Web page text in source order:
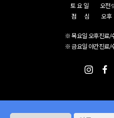
토 요 일 오전
점 심 오후
※ 목요일 오후진료/
※ 금요일 야간진료/